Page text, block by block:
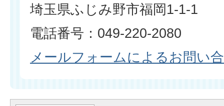
埼玉県ふじみ野市福岡1-1-1
電話番号：049-220-2080
メールフォームによるお問い